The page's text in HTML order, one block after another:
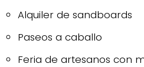
Alquiler de sandboards
Paseos a caballo
Feria de artesanos con